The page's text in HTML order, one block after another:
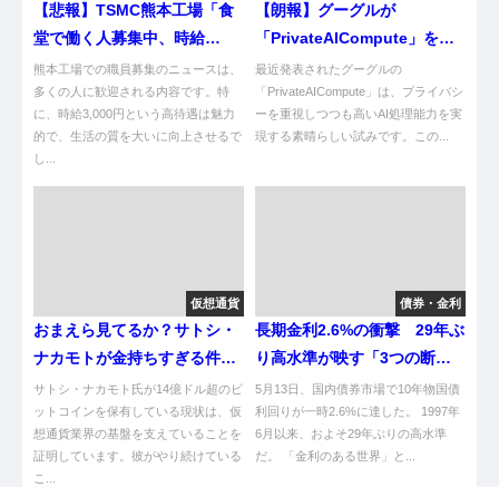
【悲報】TSMC熊本工場「食
堂で働く人募集中、時給
3,000円、月給60万円、寮あ
り」
熊本工場での職員募集のニュースは、
多くの人に歓迎される内容です。特
に、時給3,000円という高待遇は魅力
的で、生活の質を大いに向上させるで
し...
【朗報】グーグルが
「PrivateAICompute」を発
表したで！
最近発表されたグーグルの
「PrivateAICompute」は、プライバシ
ーを重視しつつも高いAI処理能力を実
現する素晴らしい試みです。この...
仮想通貨
おまえら見てるか？サトシ・
ナカモトが金持ちすぎる件ｗ
ｗ
サトシ・ナカモト氏が14億ドル超のビ
ットコインを保有している現状は、仮
想通貨業界の基盤を支えていることを
証明しています。彼がやり続けている
こ...
債券・金利
長期金利2.6%の衝撃 29年ぶ
り高水準が映す「3つの断
層」
5月13日、国内債券市場で10年物国債
利回りが一時2.6%に達した。 1997年
6月以来、およそ29年ぶりの高水準
だ。 「金利のある世界」と...